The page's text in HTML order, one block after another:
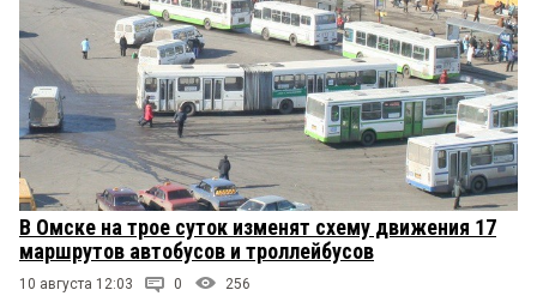
В Омске на трое суток изменят схему движения 17
маршрутов автобусов и троллейбусов
10 августа 12:03 0 256